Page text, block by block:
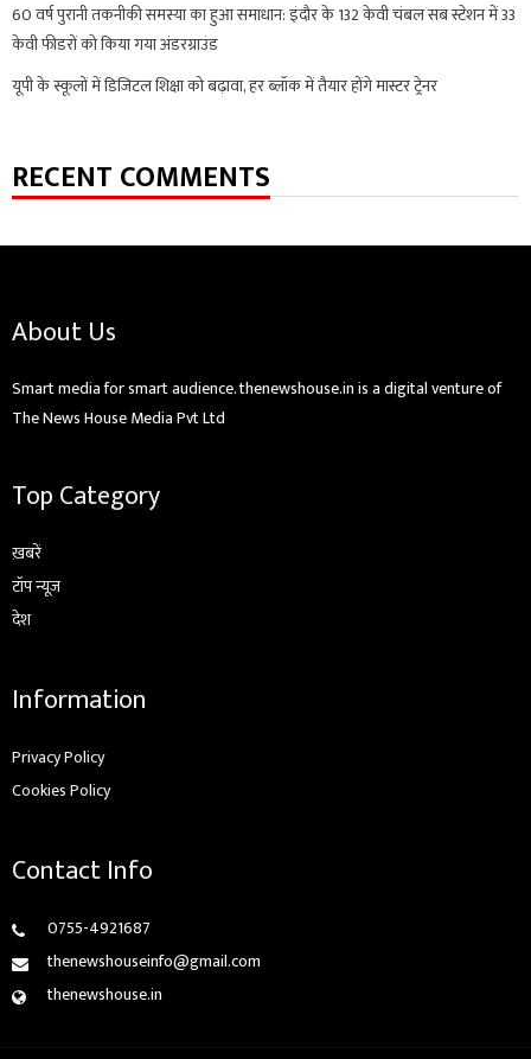
60 वर्ष पुरानी तकनीकी समस्या का हुआ समाधान: इंदौर के 132 केवी चंबल सब स्टेशन में 33
केवी फीडरों को किया गया अंडरग्राउंड
यूपी के स्कूलों में डिजिटल शिक्षा को बढ़ावा, हर ब्लॉक में तैयार होंगे मास्टर ट्रेनर
RECENT COMMENTS
About Us
Smart media for smart audience. thenewshouse.in is a digital venture of
The News House Media Pvt Ltd
Top Category
ख़बरें
टॉप न्यूज़
देश
Information
Privacy Policy
Cookies Policy
Contact Info
0755-4921687
thenewshouseinfo@gmail.com
thenewshouse.in